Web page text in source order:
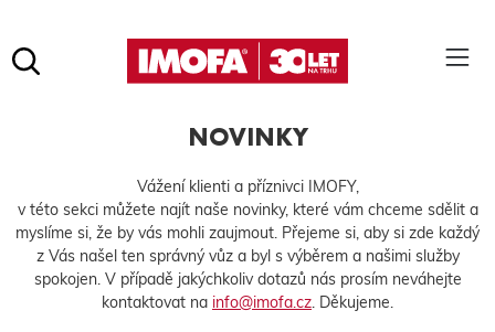
Pro vyhledávání zadejte alespoň 3 znaky.
NOVINKY
Vážení klienti a příznivci IMOFY,
v této sekci můžete najít naše novinky, které vám chceme sdělit a
myslíme si, že by vás mohli zaujmout. Přejeme si, aby si zde každý
z Vás našel ten správný vůz a byl s výběrem a našimi služby
spokojen. V případě jakýchkoliv dotazů nás prosím neváhejte
kontaktovat na info@imofa.cz. Děkujeme.